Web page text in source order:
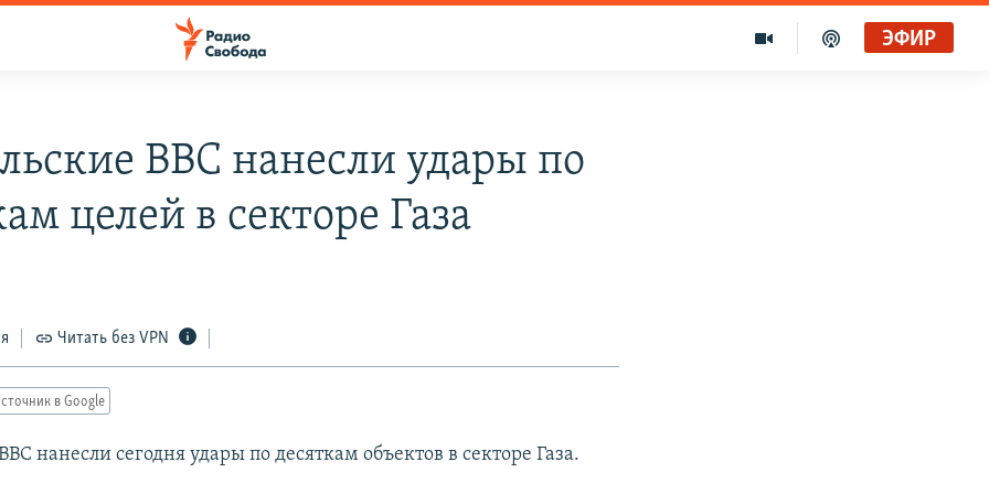
ЭФИР
ВВС нанесли удары по
целей в секторе Газа
Читать без VPN
в Google
нанесли сегодня удары по десяткам объектов в секторе Газа.